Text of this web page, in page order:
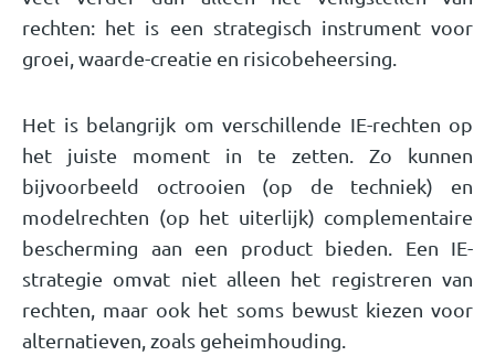
rechten: het is een strategisch instrument voor
groei, waarde-creatie en risicobeheersing.
Het is belangrijk om verschillende IE-rechten op
het juiste moment in te zetten. Zo kunnen
bijvoorbeeld octrooien (op de techniek) en
modelrechten (op het uiterlijk) complementaire
bescherming aan een product bieden. Een IE-
strategie omvat niet alleen het registreren van
rechten, maar ook het soms bewust kiezen voor
alternatieven, zoals geheimhouding.